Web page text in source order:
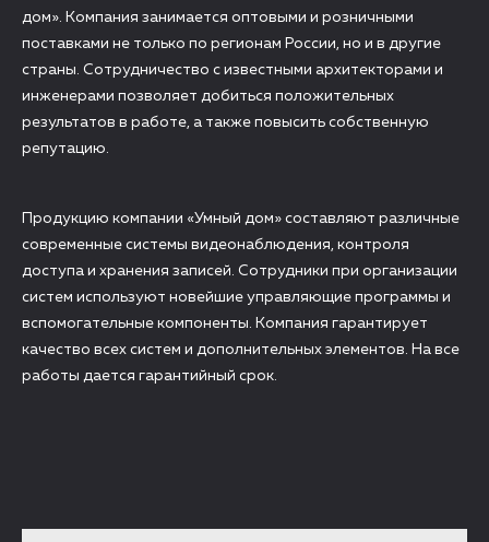
дом». Компания занимается оптовыми и розничными
поставками не только по регионам России, но и в другие
страны. Сотрудничество с известными архитекторами и
инженерами позволяет добиться положительных
результатов в работе, а также повысить собственную
репутацию.
Продукцию компании «Умный дом» составляют различные
современные системы видеонаблюдения, контроля
доступа и хранения записей. Сотрудники при организации
систем используют новейшие управляющие программы и
вспомогательные компоненты. Компания гарантирует
качество всех систем и дополнительных элементов. На все
работы дается гарантийный срок.